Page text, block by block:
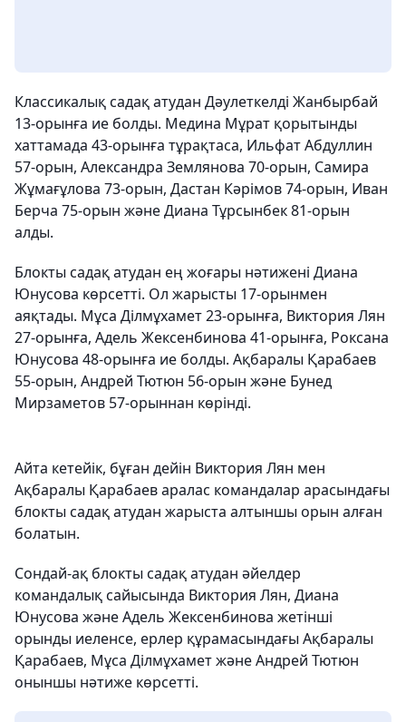
Классикалық садақ атудан Дәулеткелді Жанбырбай
13-орынға ие болды. Медина Мұрат қорытынды
хаттамада 43-орынға тұрақтаса, Ильфат Абдуллин
57-орын, Александра Землянова 70-орын, Самира
Жұмағұлова 73-орын, Дастан Кәрімов 74-орын, Иван
Берча 75-орын және Диана Тұрсынбек 81-орын
алды.
Блокты садақ атудан ең жоғары нәтижені Диана
Юнусова көрсетті. Ол жарысты 17-орынмен
аяқтады. Мұса Ділмұхамет 23-орынға, Виктория Лян
27-орынға, Адель Жексенбинова 41-орынға, Роксана
Юнусова 48-орынға ие болды. Ақбаралы Қарабаев
55-орын, Андрей Тютюн 56-орын және Бунед
Мирзаметов 57-орыннан көрінді.
Айта кетейік, бұған дейін Виктория Лян мен
Ақбаралы Қарабаев аралас командалар арасындағы
блокты садақ атудан жарыста алтыншы орын алған
болатын.
Сондай-ақ блокты садақ атудан әйелдер
командалық сайысында Виктория Лян, Диана
Юнусова және Адель Жексенбинова жетінші
орынды иеленсе, ерлер құрамасындағы Ақбаралы
Қарабаев, Мұса Ділмұхамет және Андрей Тютюн
оныншы нәтиже көрсетті.